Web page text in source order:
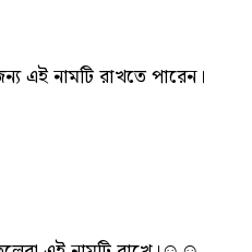
এই নামটি রাখতে পারেন।